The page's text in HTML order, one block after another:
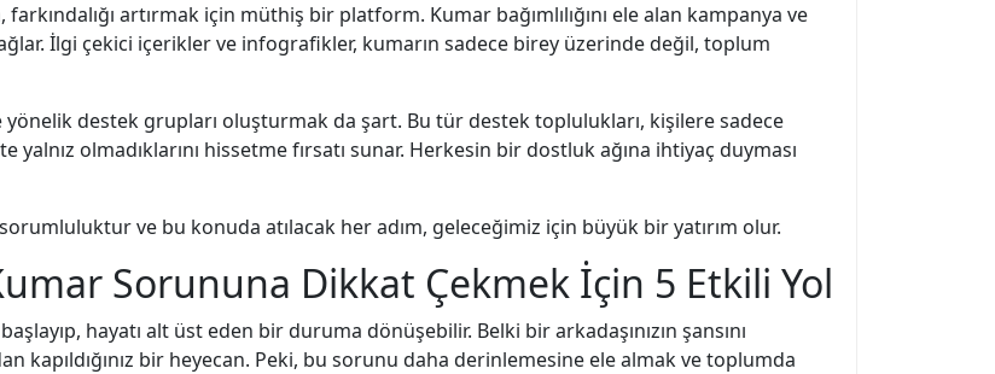
artırmak için müthiş bir platform. Kumar bağımlılığını ele alan kampanya ve
İlgi çekici içerikler ve infografikler, kumarın sadece birey üzerinde değil, toplum
yönelik destek grupları oluşturmak da şart. Bu tür destek toplulukları, kişilere sadece
olmadıklarını hissetme fırsatı sunar. Herkesin bir dostluk ağına ihtiyaç duyması
ve bu konuda atılacak her adım, geleceğimiz için büyük bir yatırım olur.
Sorununa Dikkat Çekmek İçin 5 Etkili Yol
hayatı alt üst eden bir duruma dönüşebilir. Belki bir arkadaşınızın şansını
kapıldığınız bir heyecan. Peki, bu sorunu daha derinlemesine ele almak ve toplumda